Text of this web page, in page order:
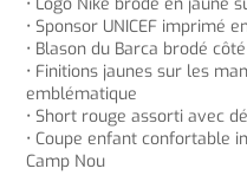
• Sponsor UNICEF imprimé
• Blason du Barca brodé
• Finitions jaunes sur les
emblématique
• Short rouge assorti avec
• Coupe enfant confortable
Camp Nou